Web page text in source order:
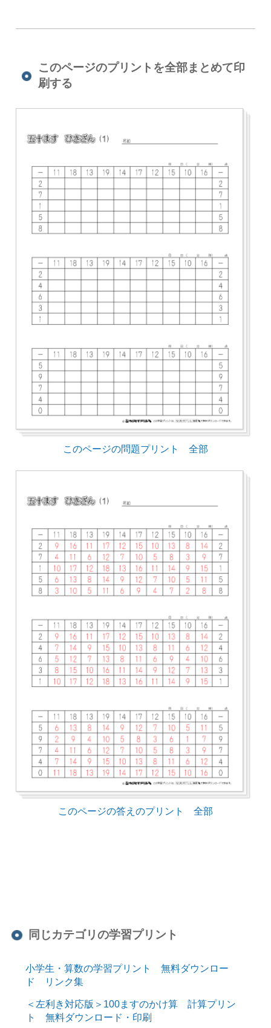
このページのプリントを全部まとめて印
刷する
このページの問題プリント 全部
このページの答えのプリント 全部
同じカテゴリの学習プリント
小学生・算数の学習プリント 無料ダウンロー
ド リンク集
＜左利き対応版＞100ますのかけ算 計算プリン
ト 無料ダウンロード・印刷